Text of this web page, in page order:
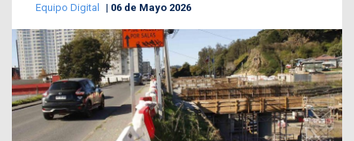
Equipo Digital 06 de Mayo 2026